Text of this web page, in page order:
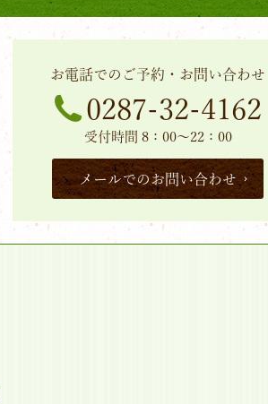
お電話でのご予約・お問い合わせ
0287-32-4162
受付時間 8：00～22：00
メールでのお問い合わせ